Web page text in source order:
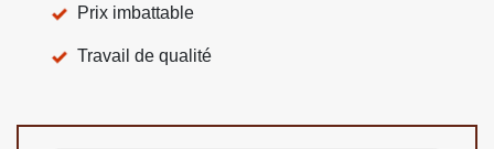
Prix imbattable
Travail de qualité